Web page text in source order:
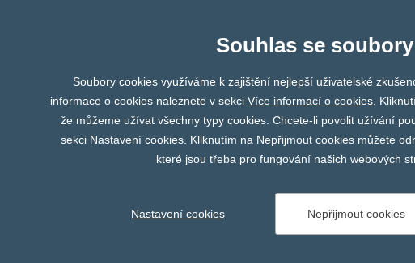
Abbott DIXImedical
Finapres
Vytvořil
Souhlas se
Soubory cookies využíváme k zajištění nejlepší uživatelské
informace o cookies naleznete v sekci Více informací o cookies.
že můžeme užívat všechny typy cookies. Chcete-li povolit užívání
sekci Nastavení cookies. Kliknutím na Nepřijmout cookies můžete
které jsou třeba pro fungování našich webových
Nepřijmout cookies
Nastavení cookies